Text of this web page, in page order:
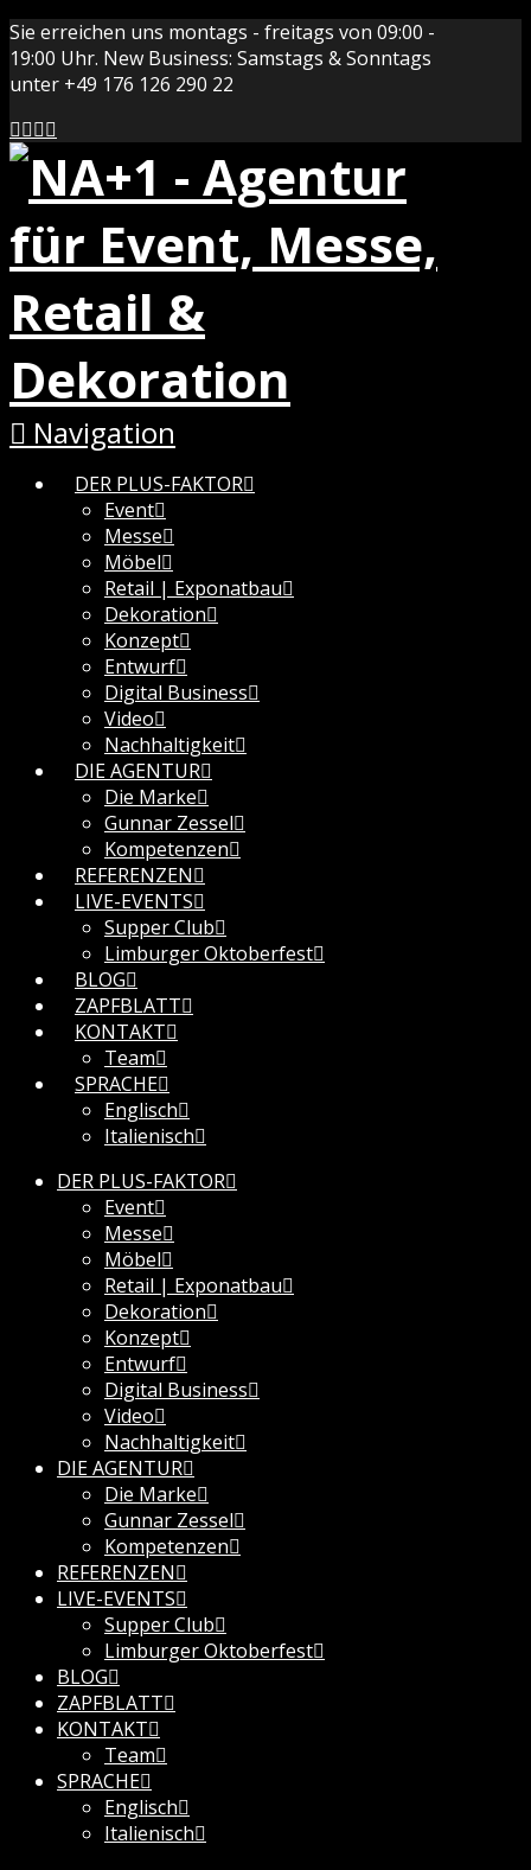
Sie erreichen uns montags - freitags von 09:00 -
19:00 Uhr. New Business: Samstags & Sonntags
unter +49 176 126 290 22
Navigation
DER PLUS-FAKTOR
Event
Messe
Möbel
Retail | Exponatbau
Dekoration
Konzept
Entwurf
Digital Business
Video
Nachhaltigkeit
DIE AGENTUR
Die Marke
Gunnar Zessel
Kompetenzen
REFERENZEN
LIVE-EVENTS
Supper Club
Limburger Oktoberfest
BLOG
ZAPFBLATT
KONTAKT
Team
SPRACHE
Englisch
Italienisch
DER PLUS-FAKTOR
Event
Messe
Möbel
Retail | Exponatbau
Dekoration
Konzept
Entwurf
Digital Business
Video
Nachhaltigkeit
DIE AGENTUR
Die Marke
Gunnar Zessel
Kompetenzen
REFERENZEN
LIVE-EVENTS
Supper Club
Limburger Oktoberfest
BLOG
ZAPFBLATT
KONTAKT
Team
SPRACHE
Englisch
Italienisch